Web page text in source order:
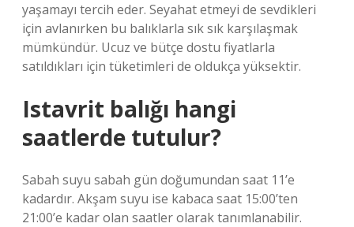
yaşamayı tercih eder. Seyahat etmeyi de sevdikleri
için avlanırken bu balıklarla sık sık karşılaşmak
mümkündür. Ucuz ve bütçe dostu fiyatlarla
satıldıkları için tüketimleri de oldukça yüksektir.
Istavrit balığı hangi
saatlerde tutulur?
Sabah suyu sabah gün doğumundan saat 11’e
kadardır. Akşam suyu ise kabaca saat 15:00’ten
21:00’e kadar olan saatler olarak tanımlanabilir.